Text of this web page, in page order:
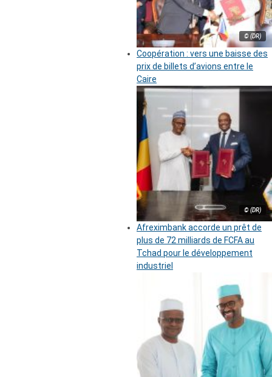
© (DR)
Coopération : vers une baisse des
prix de billets d’avions entre le
Caire
© (DR)
Afreximbank accorde un prêt de
plus de 72 milliards de FCFA au
Tchad pour le développement
industriel